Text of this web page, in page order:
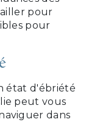
pour
pour
état d'ébriété
peut vous
dans